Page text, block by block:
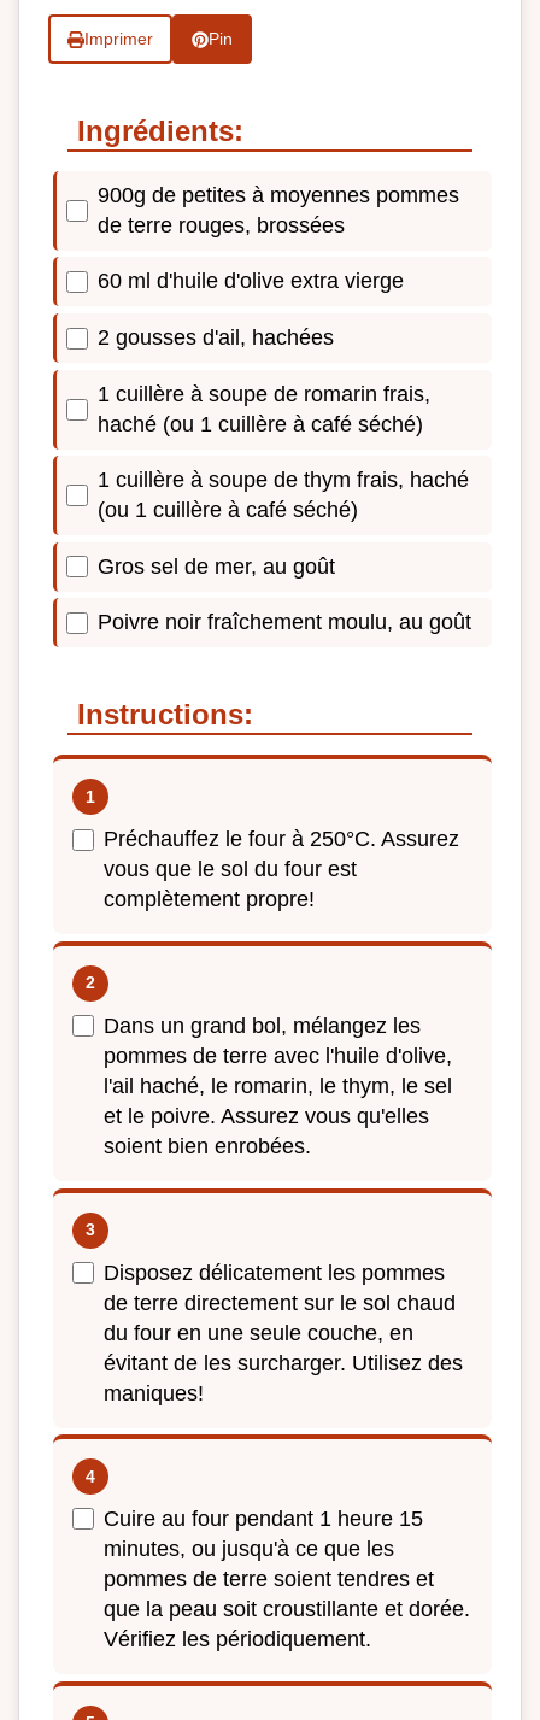
Imprimer Pin
Ingrédients:
900g de petites à moyennes pommes
de terre rouges, brossées
60 ml d'huile d'olive extra vierge
2 gousses d'ail, hachées
1 cuillère à soupe de romarin frais,
haché (ou 1 cuillère à café séché)
1 cuillère à soupe de thym frais, haché
(ou 1 cuillère à café séché)
Gros sel de mer, au goût
Poivre noir fraîchement moulu, au goût
Instructions:
Préchauffez le four à 250°C. Assurez
vous que le sol du four est
complètement propre!
Dans un grand bol, mélangez les
pommes de terre avec l'huile d'olive,
l'ail haché, le romarin, le thym, le sel
et le poivre. Assurez vous qu'elles
soient bien enrobées.
Disposez délicatement les pommes
de terre directement sur le sol chaud
du four en une seule couche, en
évitant de les surcharger. Utilisez des
maniques!
Cuire au four pendant 1 heure 15
minutes, ou jusqu'à ce que les
pommes de terre soient tendres et
que la peau soit croustillante et dorée.
Vérifiez les périodiquement.